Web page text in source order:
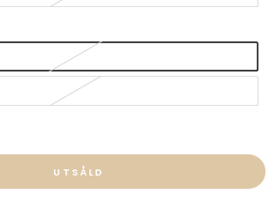
UTSÅLD